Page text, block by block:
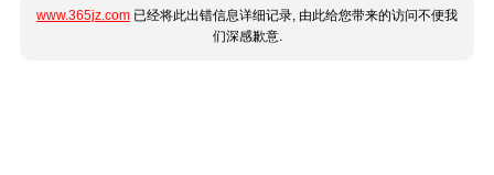
www.365jz.com 已经将此出错信息详细记录, 由此给您带来的访问不便我
们深感歉意.